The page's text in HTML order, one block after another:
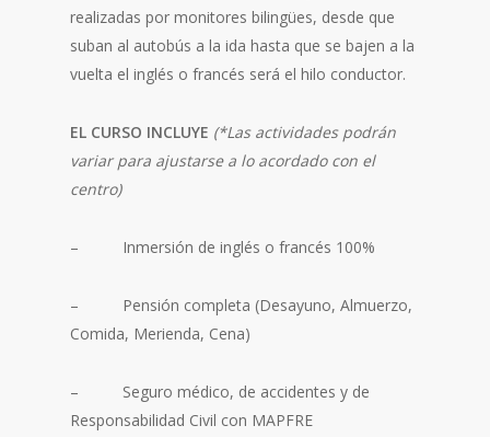
realizadas por monitores bilingües, desde que
suban al autobús a la ida hasta que se bajen a la
vuelta el inglés o francés será el hilo conductor.
EL CURSO INCLUYE (*Las actividades podrán
variar para ajustarse a lo acordado con el
centro)
– Inmersión de inglés o francés 100%
– Pensión completa (Desayuno, Almuerzo,
Comida, Merienda, Cena)
– Seguro médico, de accidentes y de
Responsabilidad Civil con MAPFRE